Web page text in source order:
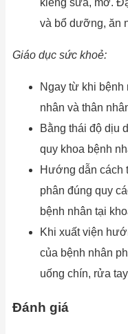
kiêng sữa, mỡ.
và bổ dưỡng, ăn
Giáo dục sức khoẻ:
Ngay từ khi bệnh
nhân và thân
Bằng thái độ dịu
quy khoa bệnh
Hướng dẫn cách
phân đúng quy
bệnh nhân tại
Khi xuất viện
của bệnh nhân
uống chín, rửa
Đánh giá